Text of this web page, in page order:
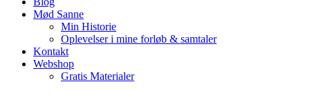
Mød Sanne
Min Historie
Oplevelser i mine forløb & samtaler
Kontakt
Webshop
Gratis Materialer